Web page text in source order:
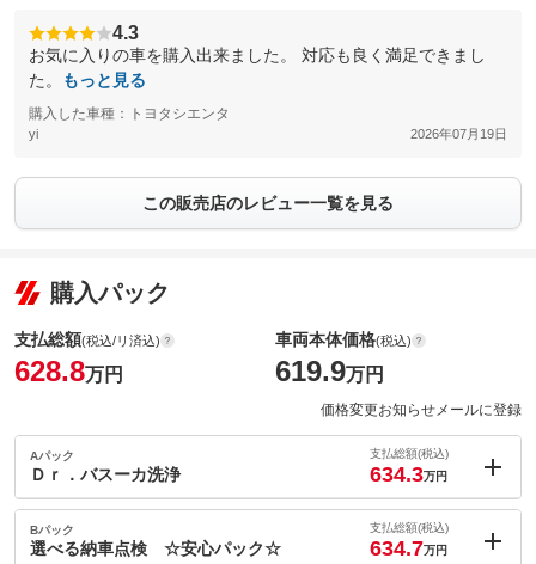
4.3
お気に入りの車を購入出来ました。 対応も良く満足できまし
た。
もっと見る
購入した車種：トヨタシエンタ
yi 2026年07月19日
この販売店のレビュー一覧を見る
購入パック
支払総額(税込/リ済込)
628.8万円
車両本体価格(税込)
619.9万円
価格変更お知らせメールに登録
Aパック
Ｄｒ．バスーカ洗浄
支払総額(税込)
634.3万円
内：オプシ
ョン価格
(税込)
Bパック
選べる納車点検 ☆安心パック☆
支払総額(税込)
634.7万円